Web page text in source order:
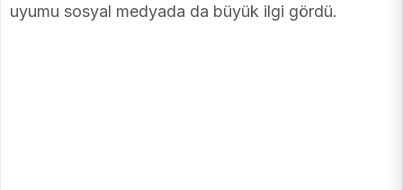
uyumu sosyal medyada da büyük ilgi gördü.